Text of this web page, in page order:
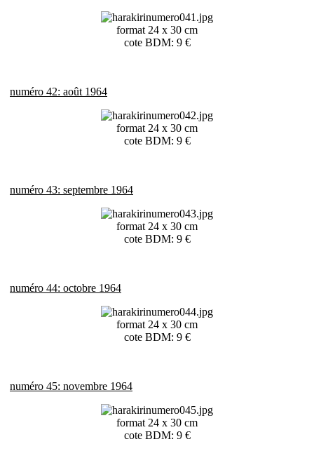
format 24 x 30 cm
cote BDM: 9 €
numéro 42: août 1964
format 24 x 30 cm
cote BDM: 9 €
numéro 43: septembre 1964
format 24 x 30 cm
cote BDM: 9 €
numéro 44: octobre 1964
format 24 x 30 cm
cote BDM: 9 €
numéro 45: novembre 1964
format 24 x 30 cm
cote BDM: 9 €